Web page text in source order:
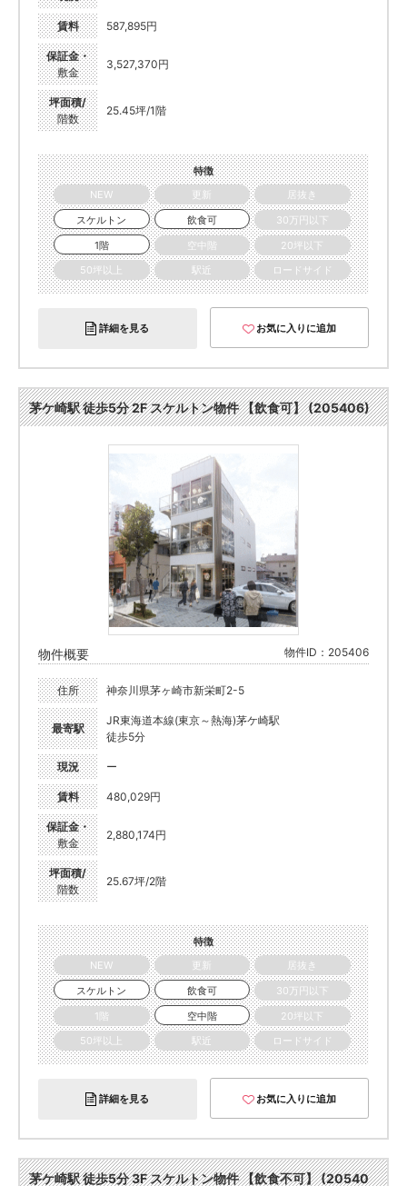
賃料 587,895円
保証金・
敷金
3,527,370円
坪面積/
階数
25.45坪/1階
特徴
NEW
更新
居抜き
スケルトン
飲食可
30万円以下
1階
空中階
20坪以下
50坪以上
駅近 ロードサイド
詳細を見る お気に入りに追加
茅ケ崎駅 徒歩5分 2F スケルトン物件 【飲食可】 (205406)
物件概要 物件ID：205406
住所 神奈川県茅ヶ崎市新栄町2-5
最寄駅
JR東海道本線(東京～熱海)茅ケ崎駅
徒歩5分
現況 ー
賃料 480,029円
保証金・
敷金
2,880,174円
坪面積/
階数
25.67坪/2階
特徴
NEW
更新
居抜き
スケルトン
飲食可
30万円以下
1階
空中階
20坪以下
50坪以上
駅近 ロードサイド
詳細を見る お気に入りに追加
茅ケ崎駅 徒歩5分 3F スケルトン物件 【飲食不可】 (20540